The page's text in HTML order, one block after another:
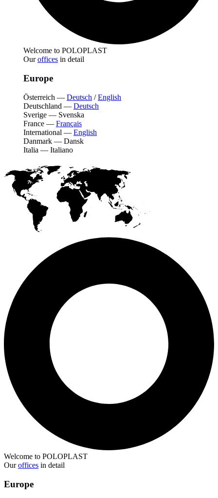
Welcome to POLOPLAST
Ouroffices in detail
Europe
Österreich — Deutsch /English
Deutschland — Deutsch
Sverige — Svenska
France — Français
International — English
Danmark — Dansk
Italia — Italiano
Welcome to POLOPLAST
Ouroffices in detail
Europe